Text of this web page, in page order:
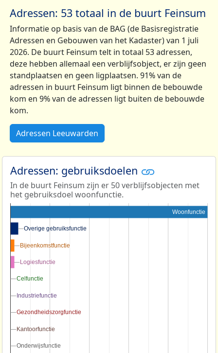
Adressen: 53 totaal in de buurt Feinsum
Informatie op basis van de BAG (de Basisregistratie
Adressen en Gebouwen van het Kadaster) van 1 juli
2026. De buurt Feinsum telt in totaal 53 adressen,
deze hebben allemaal een verblijfsobject, er zijn geen
standplaatsen en geen ligplaatsen. 91% van de
adressen in buurt Feinsum ligt binnen de bebouwde
kom en 9% van de adressen ligt buiten de bebouwde
kom.
Adressen Leeuwarden
Adressen: gebruiksdoelen
In de buurt Feinsum zijn er 50 verblijfsobjecten met
het gebruiksdoel woonfunctie.
Woonfunctie
Overige gebruiksfunctie
Overige gebruiksfunctie
Bijeenkomstfunctie
Bijeenkomstfunctie
Logiesfunctie
Logiesfunctie
Celfunctie
Celfunctie
Industriefunctie
Industriefunctie
Gezondheidszorgfunctie
Gezondheidszorgfunctie
Kantoorfunctie
Kantoorfunctie
Onderwijsfunctie
Onderwijsfunctie